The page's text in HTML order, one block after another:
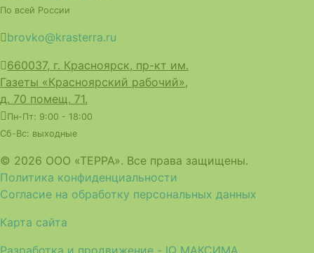
По всей России
brovko@krasterra.ru
660037, г. Красноярск, пр-кт им.
Газеты «Красноярский рабочий»,
д. 70 помещ. 71.
Пн-Пт: 9:00 - 18:00
Сб-Вс: выходные
© 2026 ООО «ТЕРРА». Все права защищены.
Политика конфиденциальности
Согласие на обработку персональных данных
Карта сайта
Разработка и продвижение - IQ МАКСИМА